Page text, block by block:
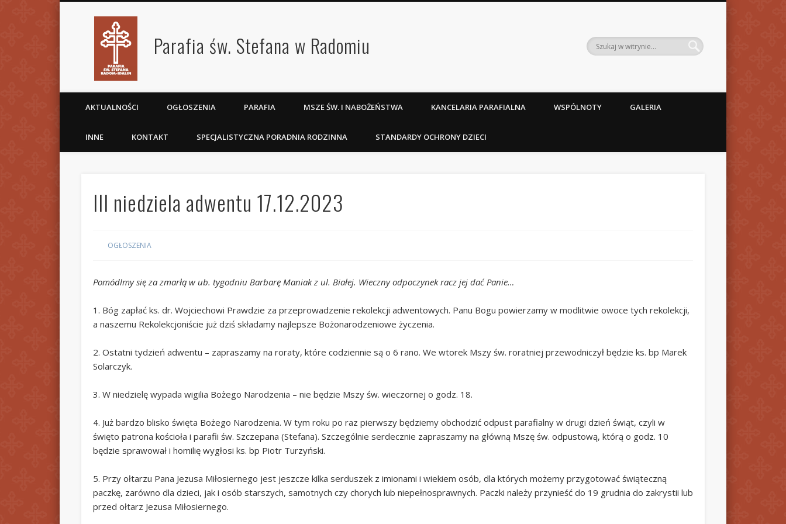
Parafia św. Stefana w Radomiu
AKTUALNOŚCI OGŁOSZENIA PARAFIA MSZE ŚW. I NABOŻEŃSTWA KANCELARIA PARAFIALNA WSPÓLNOTY GALERIA
INNE KONTAKT SPECJALISTYCZNA PORADNIA RODZINNA STANDARDY OCHRONY DZIECI
III niedziela adwentu 17.12.2023
OGŁOSZENIA
Pomódlmy się za zmarłą w ub. tygodniu Barbarę Maniak z ul. Białej. Wieczny odpoczynek racz jej dać Panie…
1. Bóg zapłać ks. dr. Wojciechowi Prawdzie za przeprowadzenie rekolekcji adwentowych. Panu Bogu powierzamy w modlitwie owoce tych rekolekcji,
a naszemu Rekolekcjoniście już dziś składamy najlepsze Bożonarodzeniowe życzenia.
2. Ostatni tydzień adwentu – zapraszamy na roraty, które codziennie są o 6 rano. We wtorek Mszy św. roratniej przewodniczył będzie ks. bp Marek
Solarczyk.
3. W niedzielę wypada wigilia Bożego Narodzenia – nie będzie Mszy św. wieczornej o godz. 18.
4. Już bardzo blisko święta Bożego Narodzenia. W tym roku po raz pierwszy będziemy obchodzić odpust parafialny w drugi dzień świąt, czyli w
święto patrona kościoła i parafii św. Szczepana (Stefana). Szczególnie serdecznie zapraszamy na główną Mszę św. odpustową, którą o godz. 10
będzie sprawował i homilię wygłosi ks. bp Piotr Turzyński.
5. Przy ołtarzu Pana Jezusa Miłosiernego jest jeszcze kilka serduszek z imionami i wiekiem osób, dla których możemy przygotować świąteczną
paczkę, zarówno dla dzieci, jak i osób starszych, samotnych czy chorych lub niepełnosprawnych. Paczki należy przynieść do 19 grudnia do zakrystii lub
przed ołtarz Jezusa Miłosiernego.